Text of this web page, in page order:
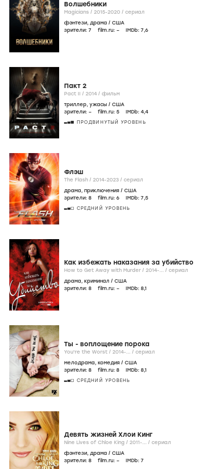
Волшебники
Magicians / 2015-2020 / сериал
фэнтези, драма / США
зрители: 7 film.ru: – IMDb: 7,6
Пакт 2
Pact II / 2014 / фильм
триллер, ужасы / США
зрители: – film.ru: 5 IMDb: 4,4
ПРОДВИНУТЫЙ УРОВЕНЬ
Флэш
The Flash / 2014-2023 / сериал
драма, приключения / США
зрители: 8 film.ru: 6 IMDb: 7,5
СРЕДНИЙ УРОВЕНЬ
Как избежать наказания за убийство
How to Get Away with Murder / 2014-... / сериал
драма, криминал / США
зрители: 8 film.ru: – IMDb: 8,1
Ты - воплощение порока
You're the Worst / 2014-... / сериал
мелодрама, комедия / США
зрители: 8 film.ru: 8 IMDb: 8,1
СРЕДНИЙ УРОВЕНЬ
Девять жизней Хлои Кинг
Nine Lives of Chloe King / 2011-... / сериал
фэнтези, драма / США
зрители: 8 film.ru: – IMDb: 7